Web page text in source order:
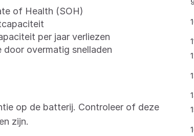
of Health (SOH)
per jaar verliezen
overmatig snelladen
op de batterij. Controleer of deze
zijn.